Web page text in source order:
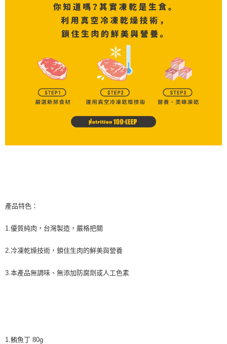
產品特色：
1.優質純肉，台灣製造，嚴格把關
2.冷凍乾燥技術，鎖住生肉的鮮美與營養
3.本產品無調味、無添加防腐劑或人工色素
1.鮪魚丁 80g